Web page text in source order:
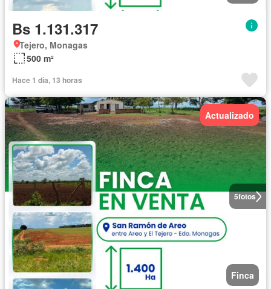
Bs 1.131.317
Tejero, Monagas
500 m²
Hace 1 día, 13 horas
5fotos
Actualizado
Finca